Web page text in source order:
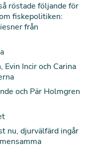
röstade följande för
fiskepolitiken:
från
Evin Incir och Carina
och Pär Holmgren
nu, djurvälfärd ingår